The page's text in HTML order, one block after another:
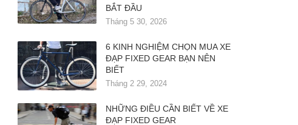
BẮT ĐẦU
Tháng 5 30, 2026
6 KINH NGHIỆM CHỌN MUA XE
ĐẠP FIXED GEAR BẠN NÊN
BIẾT
Tháng 2 29, 2024
NHỮNG ĐIỀU CẦN BIẾT VỀ XE
ĐẠP FIXED GEAR